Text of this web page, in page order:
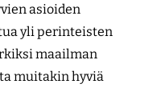
asioiden
yli perinteisten
maailman
muitakin hyviä